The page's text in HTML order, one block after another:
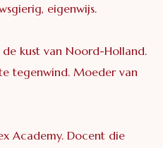
eigenwijs.
kust van Noord-Holland.
tegenwind. Moeder van
Academy. Docent die